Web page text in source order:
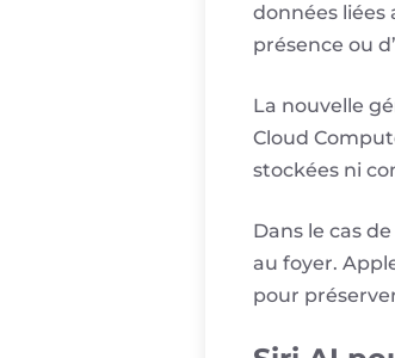
données liées
présence ou
La nouvelle
Cloud
stockées ni
Dans le cas
au foyer.
pour